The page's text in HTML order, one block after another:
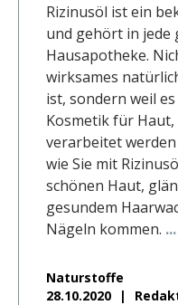
Rizinusöl ist ein
und gehört in
Hausapotheke.
wirksames
ist, sondern weil
Kosmetik für
verarbeitet
wie Sie mit
schönen Haut,
gesundem
Nägeln kommen.
Naturstoffe
28.10.2020